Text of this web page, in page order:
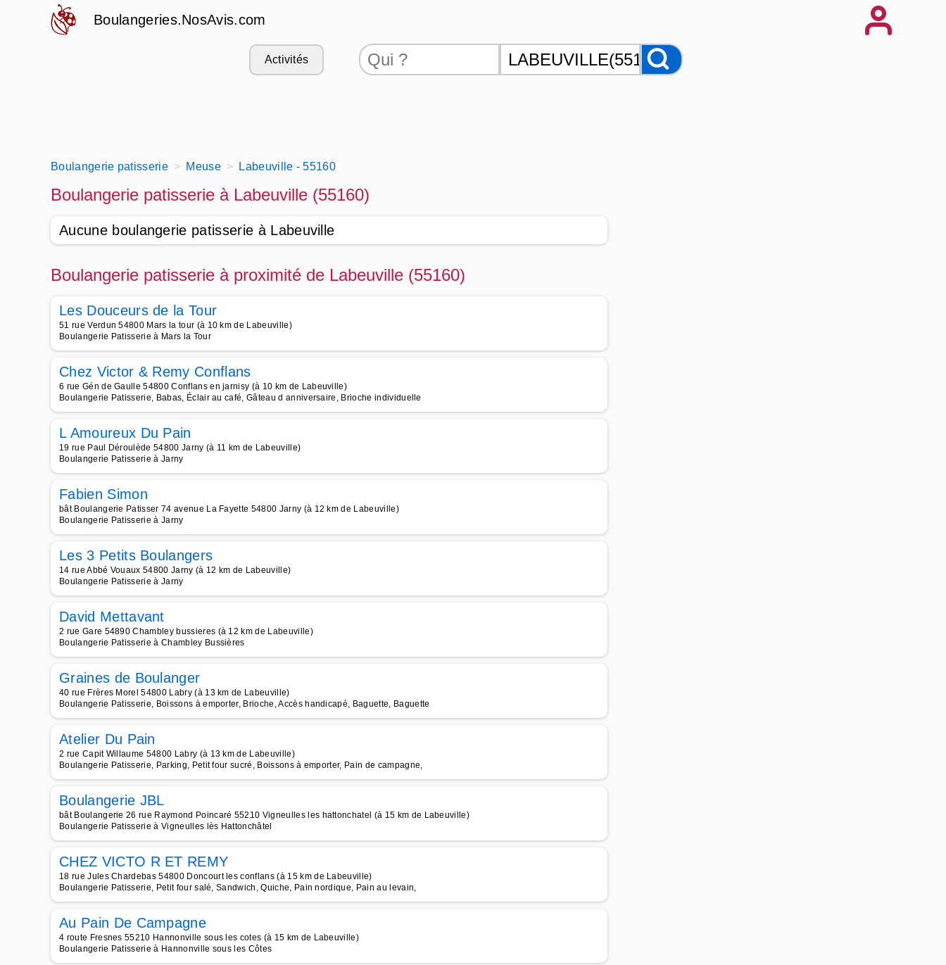
Boulangeries.NosAvis.com
Activités
Boulangerie patisserie Meuse Labeuville - 55160
Boulangerie patisserie à Labeuville (55160)
Aucune boulangerie patisserie à Labeuville
Boulangerie patisserie à proximité de Labeuville (55160)
Les Douceurs de la Tour
51 rue Verdun 54800 Mars la tour (à 10 km de Labeuville)
Boulangerie Patisserie à Mars la Tour
Chez Victor & Remy Conflans
6 rue Gén de Gaulle 54800 Conflans en jarnisy (à 10 km de Labeuville)
Boulangerie Patisserie, Babas, Éclair au café, Gâteau d anniversaire, Brioche individuelle
L Amoureux Du Pain
19 rue Paul Déroulède 54800 Jarny (à 11 km de Labeuville)
Boulangerie Patisserie à Jarny
Fabien Simon
bât Boulangerie Patisser 74 avenue La Fayette 54800 Jarny (à 12 km de Labeuville)
Boulangerie Patisserie à Jarny
Les 3 Petits Boulangers
14 rue Abbé Vouaux 54800 Jarny (à 12 km de Labeuville)
Boulangerie Patisserie à Jarny
David Mettavant
2 rue Gare 54890 Chambley bussieres (à 12 km de Labeuville)
Boulangerie Patisserie à Chambley Bussières
Graines de Boulanger
40 rue Frères Morel 54800 Labry (à 13 km de Labeuville)
Boulangerie Patisserie, Boissons à emporter, Brioche, Accès handicapé, Baguette, Baguette
Atelier Du Pain
2 rue Capit Willaume 54800 Labry (à 13 km de Labeuville)
Boulangerie Patisserie, Parking, Petit four sucré, Boissons à emporter, Pain de campagne,
Boulangerie JBL
bât Boulangerie 26 rue Raymond Poincaré 55210 Vigneulles les hattonchatel (à 15 km de Labeuville)
Boulangerie Patisserie à Vigneulles lès Hattonchâtel
CHEZ VICTO R ET REMY
18 rue Jules Chardebas 54800 Doncourt les conflans (à 15 km de Labeuville)
Boulangerie Patisserie, Petit four salé, Sandwich, Quiche, Pain nordique, Pain au levain,
Au Pain De Campagne
4 route Fresnes 55210 Hannonville sous les cotes (à 15 km de Labeuville)
Boulangerie Patisserie à Hannonville sous les Côtes